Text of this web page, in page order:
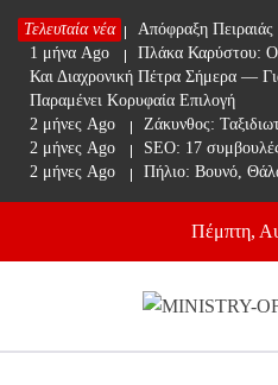
Skip
content
Τελευταία νέα
1 μήνα Ago
Απόφραξη Πειραιάς
1 μήνα Ago
Πλάκα Καρύστου: Ο
Και Διαχρονική Πέτρα Σήμερα —
Παραμένει Κορυφαία Επιλογή
2 μήνες Ago
Ζάκυνθος:
2 μήνες Ago
SEO: 17
2 μήνες Ago
Πήλιο: Βουνό,
Πέμπτη,